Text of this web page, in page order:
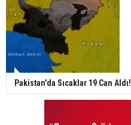
Pakistan'da Sıcaklar 19 Can Aldı!